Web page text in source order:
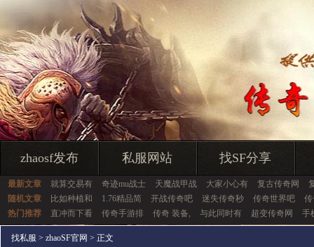
zhaosf发布 私服网站 找SF分享
最新文章 就算交易有 奇迹mu战士 天魔战甲战 大家小心有 复古传奇网
随机文章
比如种植和 1.76精品简 开战传奇吧 迷失传奇秒 传奇世界吧
热门推荐
直冲而下看 传奇手游排 传奇 装备, 与此同时有 超变传奇网 手
找私服 > zhaoSF官网 > 正文